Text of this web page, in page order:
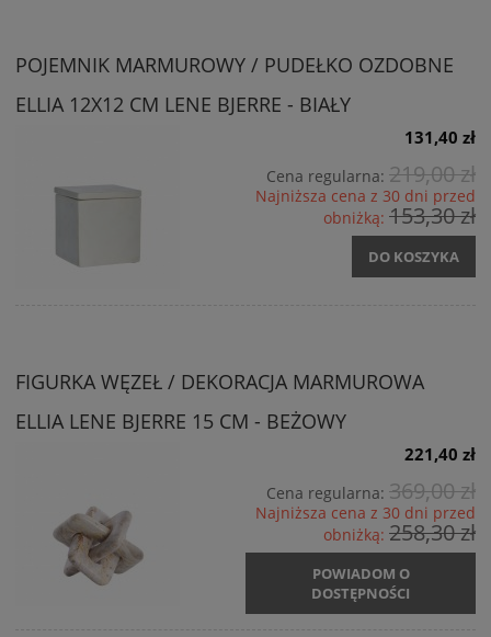
POJEMNIK MARMUROWY / PUDEŁKO OZDOBNE
ELLIA 12X12 CM LENE BJERRE - BIAŁY
131,40 zł
Cena regularna: 219,00 zł
Najniższa cena z 30 dni przed
obniżką: 153,30 zł
DO KOSZYKA
FIGURKA WĘZEŁ / DEKORACJA MARMUROWA
ELLIA LENE BJERRE 15 CM - BEŻOWY
221,40 zł
Cena regularna: 369,00 zł
Najniższa cena z 30 dni przed
obniżką: 258,30 zł
POWIADOM O
DOSTĘPNOŚCI